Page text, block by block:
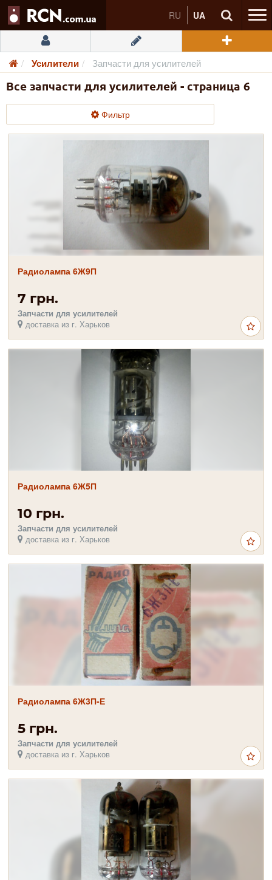
RU UA
Усилители Запчасти для усилителей
Все запчасти для усилителей - страница 6
Фильтр
Радиолампа 6Ж9П
7 грн.
Запчасти для усилителей
доставка из г. Харьков
Радиолампа 6Ж5П
10 грн.
Запчасти для усилителей
доставка из г. Харьков
Радиолампа 6Ж3П-Е
5 грн.
Запчасти для усилителей
доставка из г. Харьков